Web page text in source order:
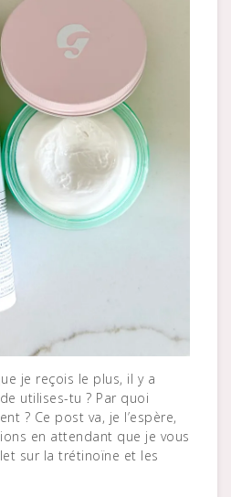
utilises-tu ? Par quoi
? Ce post va, je l’espère,
en attendant que je vous
sur la trétinoïne et les